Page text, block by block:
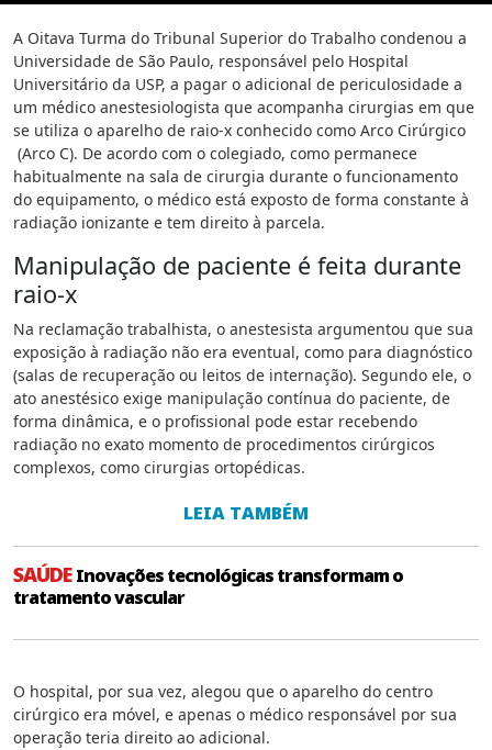
A Oitava Turma do Tribunal Superior do Trabalho condenou a
Universidade de São Paulo, responsável pelo Hospital
Universitário da USP, a pagar o adicional de periculosidade a
um médico anestesiologista que acompanha cirurgias em que
se utiliza o aparelho de raio-x conhecido como Arco Cirúrgico
(Arco C). De acordo com o colegiado, como permanece
habitualmente na sala de cirurgia durante o funcionamento
do equipamento, o médico está exposto de forma constante à
radiação ionizante e tem direito à parcela.
Manipulação de paciente é feita durante
raio-x
Na reclamação trabalhista, o anestesista argumentou que sua
exposição à radiação não era eventual, como para diagnóstico
(salas de recuperação ou leitos de internação). Segundo ele, o
ato anestésico exige manipulação contínua do paciente, de
forma dinâmica, e o profissional pode estar recebendo
radiação no exato momento de procedimentos cirúrgicos
complexos, como cirurgias ortopédicas.
LEIA TAMBÉM
SAÚDEInovações tecnológicas transformam o
tratamento vascular
O hospital, por sua vez, alegou que o aparelho do centro
cirúrgico era móvel, e apenas o médico responsável por sua
operação teria direito ao adicional.